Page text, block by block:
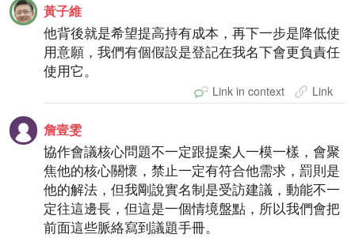
黃子維
他背後就是希望提高持有成本，再下一步是降低使
用意願，我們有個假設是登記在我名下會更負責任
使用它。
Link in context Link
詹壹雯
協作會議核心問題不一定跟提案人一模一樣，會聚
焦他的核心關懷，禁止一定有符合他需求，罰則是
他的解法，但我剛說實名制是受訪建議，動能不一
定往這邊長，但這是一個情境盤點，所以我們會把
前面這些脈絡寫到議題手冊。